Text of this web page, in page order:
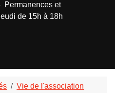
Vie de l'association
Permanences et
de 15h à 18h